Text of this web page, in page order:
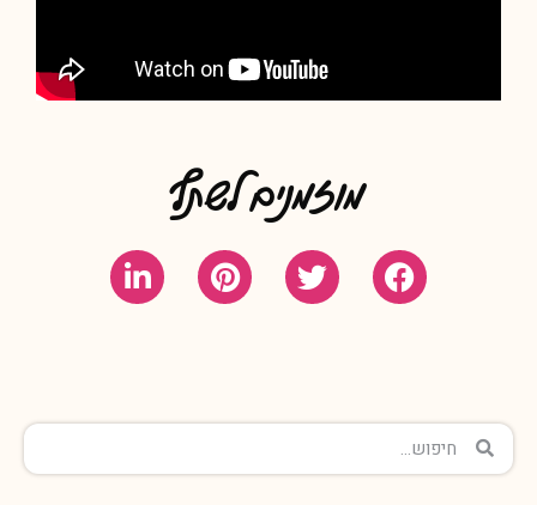
מוזמנים לשתף